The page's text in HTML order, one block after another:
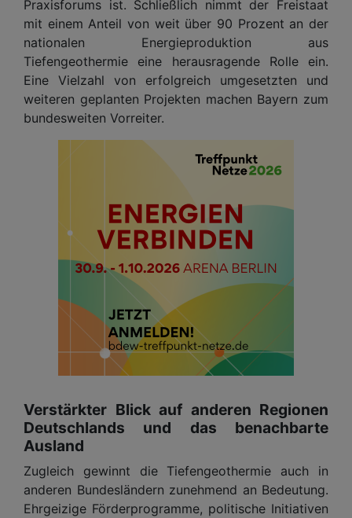
Praxisforums ist. Schließlich nimmt der Freistaat
mit einem Anteil von weit über 90 Prozent an der
nationalen Energieproduktion aus
Tiefengeothermie eine herausragende Rolle ein.
Eine Vielzahl von erfolgreich umgesetzten und
weiteren geplanten Projekten machen Bayern zum
bundesweiten Vorreiter.
Verstärkter Blick auf anderen Regionen
Deutschlands und das benachbarte
Ausland
Zugleich gewinnt die Tiefengeothermie auch in
anderen Bundesländern zunehmend an Bedeutung.
Ehrgeizige Förderprogramme, politische Initiativen